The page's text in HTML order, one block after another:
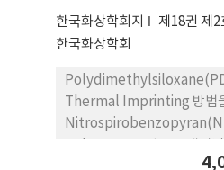
followed by the BUV,
in FL and R. All the
that the BUV light
suitable for growth and
hydroponically grown
factory.
간 유의적 차이가 없었다. 봄
은 증류수와 절화보존제 처
를 조사한 처리구에서 연장
증류수 처리 18일, 절화보존
Red LED 처리 22.5일로 나
LED처리가 25.3일로 다른
었다. 여름철 절화수명 은
16일, 적색 LED 처리 18일,
한국화상학회지 제18권 제2
한국화상학회
Thermal Imprinting 방법